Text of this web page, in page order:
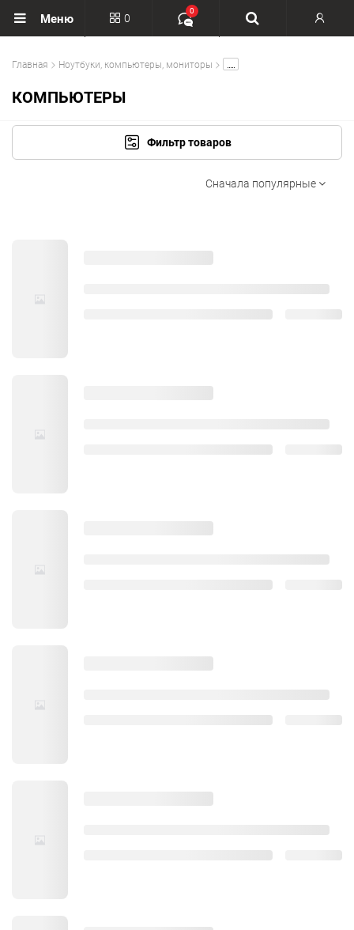
Меню 0
0
Главная Ноутбуки, компьютеры, мониторы
КОМПЬЮТЕРЫ
Фильтр товаров
Сначала популярные